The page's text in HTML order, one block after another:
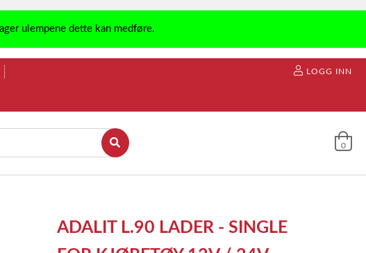
ulempene dette kan medføre.
LOGG INN
0
ADALIT L.90 LADER - SINGLE